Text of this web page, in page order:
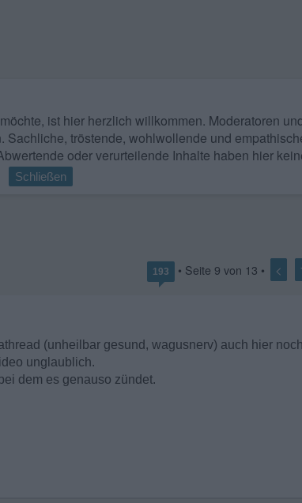
ist hier herzlich willkommen. Moderatoren
tröstende, wohlwollende und
oder verurteilende Inhalte haben hier
Schließen
193 • Seite 9 von 13 • <
(unheilbar gesund, wagusnerv) auch hier
unglaublich.
dem es genauso zündet.